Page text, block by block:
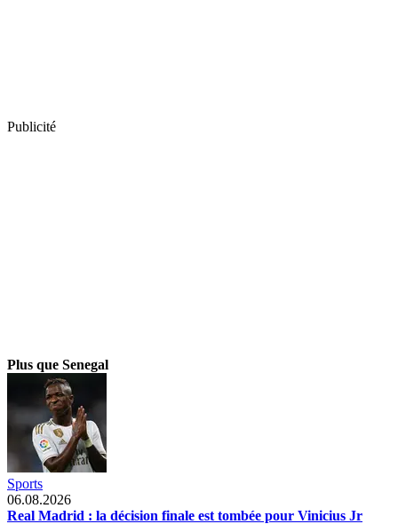
Publicité
Plus que Senegal
Sports
06.08.2026
Real Madrid : la décision finale est tombée pour Vinicius Jr